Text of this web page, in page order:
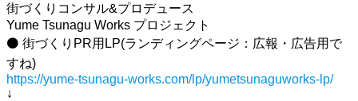
街づくりコンサル&プロデュース
Yume Tsunagu Works プロジェクト
⚫ 街づくりPR用LP(ランディングページ：広報・広告用で
すね)
https://yume-tsunagu-works.com/lp/yumetsunaguworks-lp/
↓